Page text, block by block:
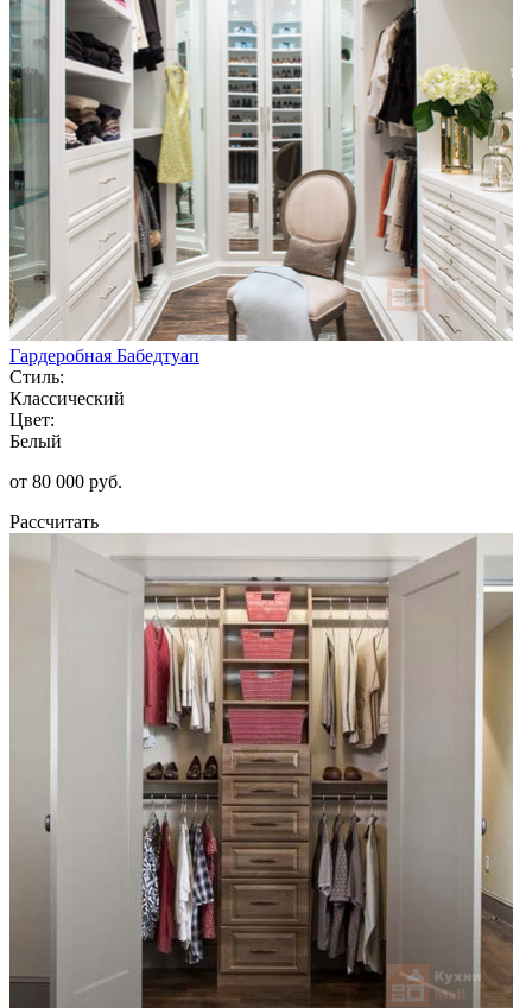
Гардеробная Бабедтуап
Стиль:
Классический
Цвет:
Белый
от 80 000 руб.
Рассчитать